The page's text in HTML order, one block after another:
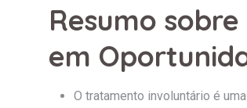
Resumo
em
O tratamento involuntário é